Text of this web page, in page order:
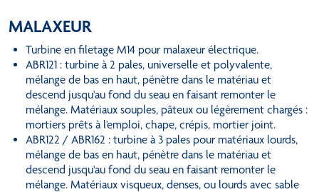
MALAXEUR
Turbine en filetage M14 pour malaxeur électrique.
ABR121 : turbine à 2 pales, universelle et polyvalente,
mélange de bas en haut, pénètre dans le matériau et
descend jusqu'au fond du seau en faisant remonter le
mélange. Matériaux souples, pâteux ou légèrement chargés :
mortiers prêts à l'emploi, chape, crépis, mortier joint.
ABR122 / ABR162 : turbine à 3 pales pour matériaux lourds,
mélange de bas en haut, pénètre dans le matériau et
descend jusqu'au fond du seau en faisant remonter le
mélange. Matériaux visqueux, denses, ou lourds avec sable